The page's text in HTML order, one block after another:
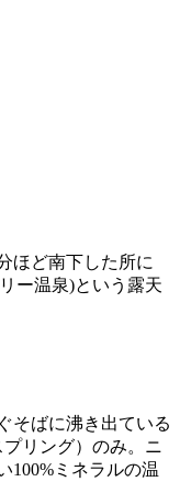
ほど南下した所に
ー温泉)という露天
そばに沸き出ている
プリング）のみ。ニ
100%ミネラルの温